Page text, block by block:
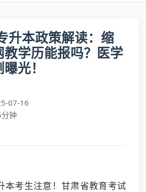
升本政策解读：缩
学历能报吗？医学
光！
07-16
钟
本考生注意！甘肃省教育考试